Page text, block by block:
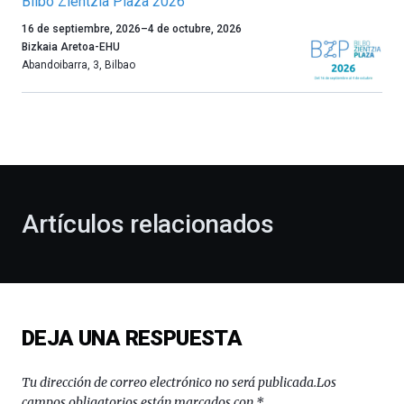
Un
año
más,
celebración
Bilbo
(BZP),
16 de septiembre, 2026–4 de octubre, 2026
Bizkaia Aretoa-EHU
Abandoibarra, 3 Bilbao
Artículos relacionados
DEJA UNA RESPUESTA
Tu dirección de correo electrónico no será publicada.Los